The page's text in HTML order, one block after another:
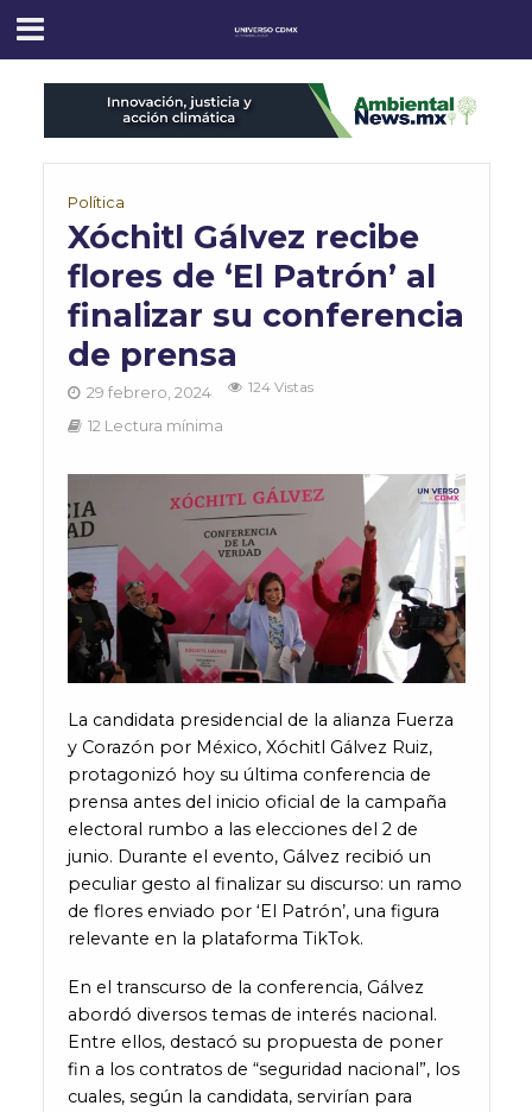
Política
Xóchitl Gálvez recibe
flores de ‘El Patrón’ al
finalizar su conferencia
de prensa
29 febrero, 2024 124 Vistas
12 Lectura mínima
La candidata presidencial de la alianza Fuerza
y Corazón por México, Xóchitl Gálvez Ruiz,
protagonizó hoy su última conferencia de
prensa antes del inicio oficial de la campaña
electoral rumbo a las elecciones del 2 de
junio. Durante el evento, Gálvez recibió un
peculiar gesto al finalizar su discurso: un ramo
de flores enviado por ‘El Patrón’, una figura
relevante en la plataforma TikTok.
En el transcurso de la conferencia, Gálvez
abordó diversos temas de interés nacional.
Entre ellos, destacó su propuesta de poner
fin a los contratos de “seguridad nacional”, los
cuales, según la candidata, servirían para